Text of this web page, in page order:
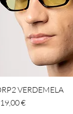
VERDEMELA
€